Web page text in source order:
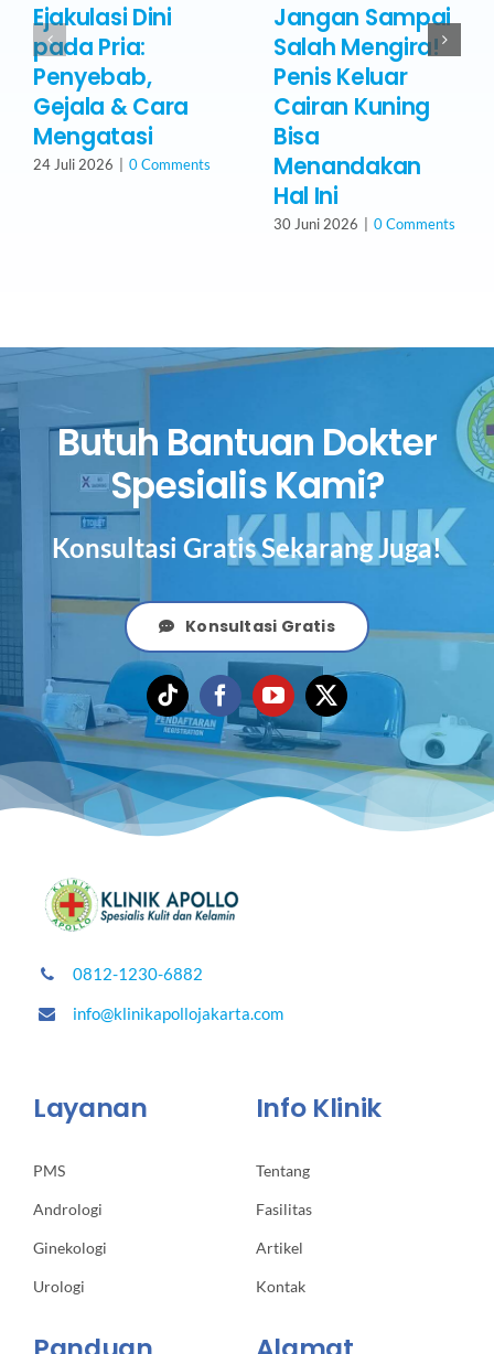
Ejakulasi Dini
pada Pria:
Penyebab,
Gejala & Cara
Mengatasi
24 Juli 2026 0 Comments
Jangan Sampai
Salah Mengira!
Penis Keluar
Cairan Kuning
Bisa
Menandakan
Hal Ini
30 Juni 2026 0 Comments
Butuh Bantuan Dokter
Spesialis Kami?
Konsultasi Gratis Sekarang Juga!
Konsultasi Gratis
0812-1230-6882
info@klinikapollojakarta.com
Layanan
PMS
Andrologi
Ginekologi
Urologi
Info Klinik
Tentang
Fasilitas
Artikel
Kontak